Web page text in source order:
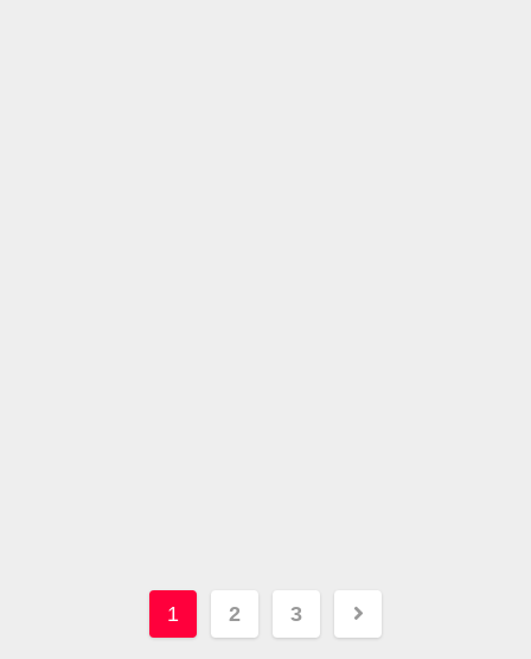
ಪೋಸ್ಟ್‌ಗಳ
1 2 3